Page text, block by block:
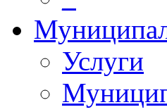
Услуги